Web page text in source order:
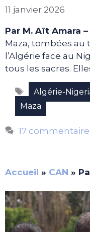
11 janvier 2026
Par M. Aït Amara –
Maza, tombées au
l’Algérie face au
tous les sacres.
Étiquettes
Algérie-
Maza
17
Accueil » CAN »